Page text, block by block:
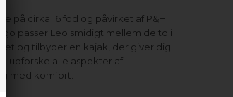
på cirka 16 fod og påvirket af P&H
passer Leo smidigt mellem de to i
og tilbyder en kajak, der giver dig
udforske alle aspekter af
med komfort.